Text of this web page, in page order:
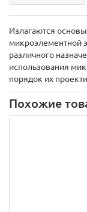
Излагаются
микроэлементной
различного
использования
порядок их
Похожие